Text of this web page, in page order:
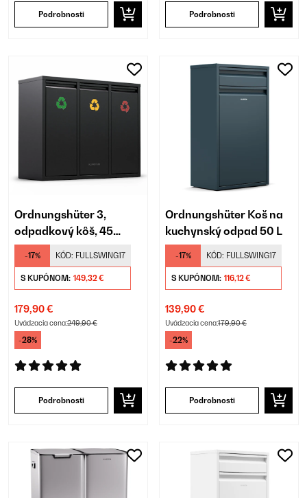
Podrobnosti Podrobnosti
Ordnungshüter 3,
odpadkový kôš, 45
litrov
-17% KÓD: FULLSWING17
S KUPÓNOM: 149,32 €
179,90 €
Uvádzacia cena:249,90 €
-28%
Podrobnosti
Ordnungshüter Koš na
kuchynský odpad 50 L
-17% KÓD: FULLSWING17
S KUPÓNOM: 116,12 €
139,90 €
Uvádzacia cena:179,90 €
-22%
Podrobnosti